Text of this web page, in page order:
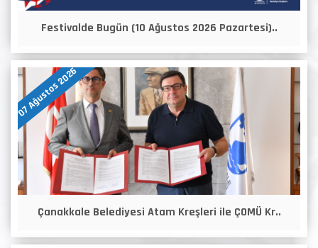
Festivalde Bugün (10 Ağustos 2026 Pazartesi)..
07 Ağustos 2026
Çanakkale Belediyesi Atam Kreşleri ile ÇOMÜ Kr..